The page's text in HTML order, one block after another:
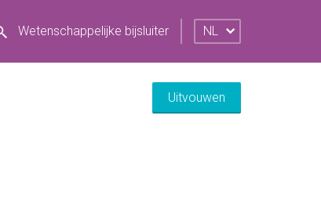
NL
Wetenschappelijke bijsluiter
Uitvouwen